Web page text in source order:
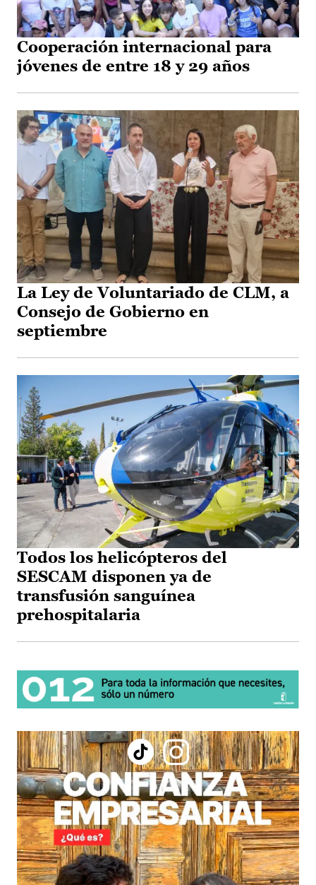
Cooperación internacional para
jóvenes de entre 18 y 29 años
La Ley de Voluntariado de CLM, a
Consejo de Gobierno en
septiembre
Todos los helicópteros del
SESCAM disponen ya de
transfusión sanguínea
prehospitalaria